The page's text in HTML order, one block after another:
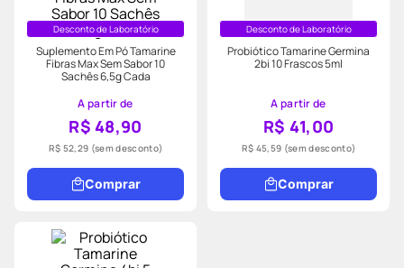
Desconto de Laboratório
Suplemento Em Pó Tamarine
Fibras Max Sem Sabor 10
Sachês 6,5g Cada
A partir de
R$ 48,90
R$ 52,29 (sem desconto)
Comprar
Desconto de Laboratório
Probiótico Tamarine Germina
2bi 10 Frascos 5ml
A partir de
R$ 41,00
R$ 45,59 (sem desconto)
Comprar